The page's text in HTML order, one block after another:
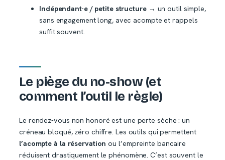
Indépendant·e / petite structure→ un outil simple,
sans engagement long, avec acompte et rappels
suffit souvent.
Le piège du no-show (et
comment l’outil le règle)
Le rendez-vous non honoré est une perte sèche : un
créneau bloqué, zéro chiffre. Les outils qui permettent
l’acompte à la réservation ou l’empreinte bancaire
réduisent drastiquement le phénomène. C’est souvent le